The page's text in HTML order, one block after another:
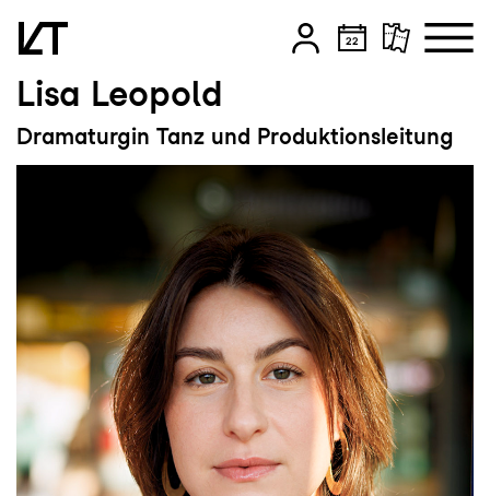
Zum Hauptinhalt springen
Zum Footer springen
Lisa Leopold
Dramaturgin Tanz und Produktionsleitung